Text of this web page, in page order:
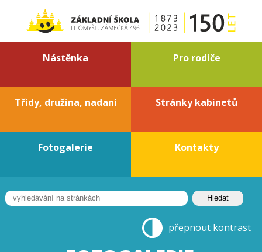
Nástěnka Pro rodiče
Třídy, družina, nadaní Stránky kabinetů
Fotogalerie Kontakty
přepnout kontrast